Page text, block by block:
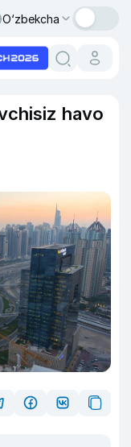
O‘zbekcha
havo